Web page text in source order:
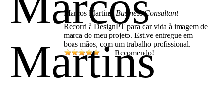
Marcos Martins,Business Consultant
Recorri à DesignPT para dar vida à imagem de
marca do meu projeto. Estive entregue em
boas mãos, com um trabalho profissional.
Recomendo!